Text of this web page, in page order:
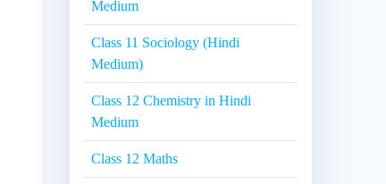
Medium
Class 11 Sociology (Hindi
Medium)
Class 12 Chemistry in Hindi
Medium
Class 12 Maths